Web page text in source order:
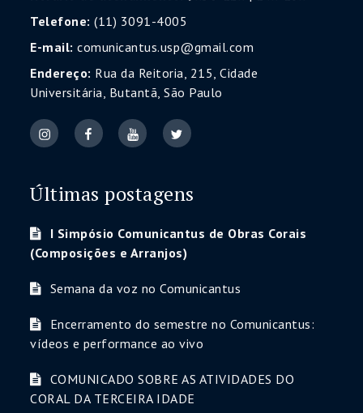
Telefone: (11) 3091-4005
E-mail: comunicantus.usp@gmail.com
Endereço: Rua da Reitoria, 215, Cidade
Universitária, Butantã, São Paulo
Últimas postagens
I Simpósio Comunicantus de Obras Corais
(Composições e Arranjos)
Semana da voz no Comunicantus
Encerramento do semestre no Comunicantus:
vídeos e performance ao vivo
COMUNICADO SOBRE AS ATIVIDADES DO
CORAL DA TERCEIRA IDADE